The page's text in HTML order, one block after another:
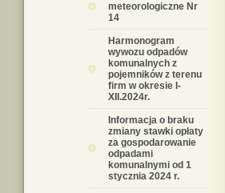
meteorologiczne Nr
14
Harmonogram
wywozu odpadów
komunalnych z
pojemników z terenu
firm w okresie I-
XII.2024r.
Informacja o braku
zmiany stawki opłaty
za gospodarowanie
odpadami
komunalnymi od 1
stycznia 2024 r.